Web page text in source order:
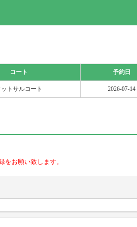
コート 予約日
ットサルコート 2026-07-14
お願い致します。